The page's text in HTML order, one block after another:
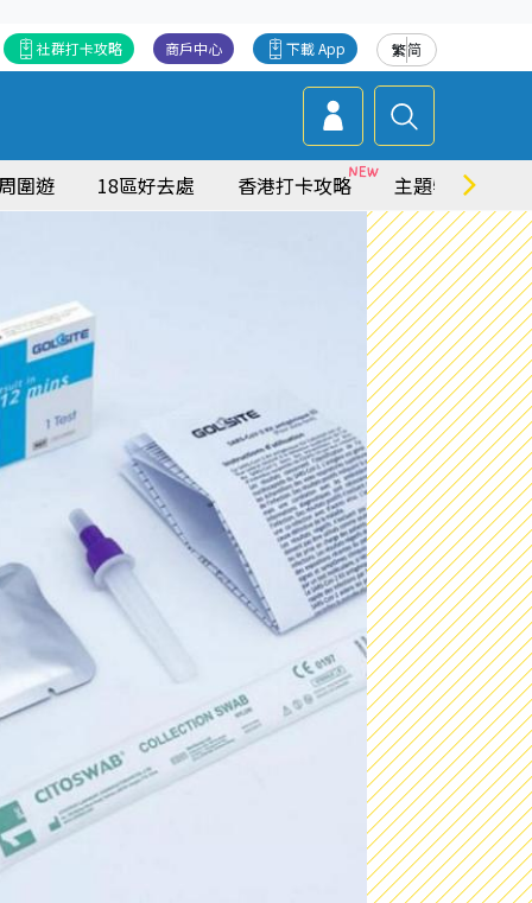
繁简
下載 App
商戶中心
社群打卡攻略
圍遊 18區好去處 香港打卡攻略 主題特集